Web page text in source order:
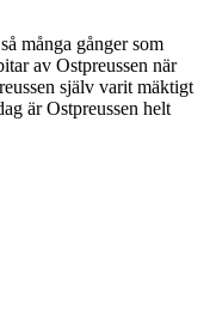
många gånger som
av Ostpreussen när
själv varit mäktigt
är Ostpreussen helt